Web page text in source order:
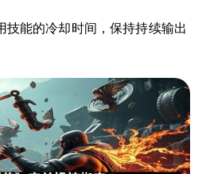
技能的冷却时间，保持持续输出